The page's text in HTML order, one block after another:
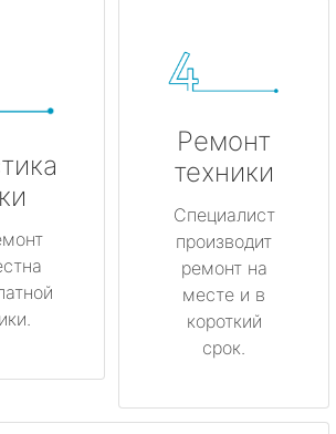
Ремонт
техники
Специалист
производит
ремонт на
месте и в
короткий
срок.